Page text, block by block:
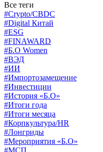
Все теги
#Crypto/CBDC
#Digital Китай
#ESG
#FINAWARD
#Б.О Women
#ВЭД
#ИИ
#Импортозамещение
#Инвестиции
#История «Б.О»
#Итоги года
#Итоги месяца
#Корпкультура/HR
#Лонгриды
#Мероприятия «Б.О»
#МСП